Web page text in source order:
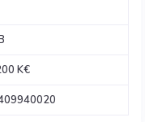
K€